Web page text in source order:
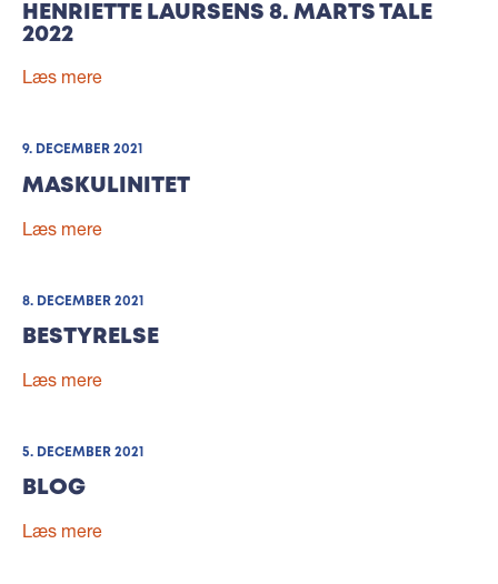
HENRIETTE LAURSENS 8. MARTS TALE
2022
Læs mere
9. DECEMBER 2021
MASKULINITET
Læs mere
8. DECEMBER 2021
BESTYRELSE
Læs mere
5. DECEMBER 2021
BLOG
Læs mere